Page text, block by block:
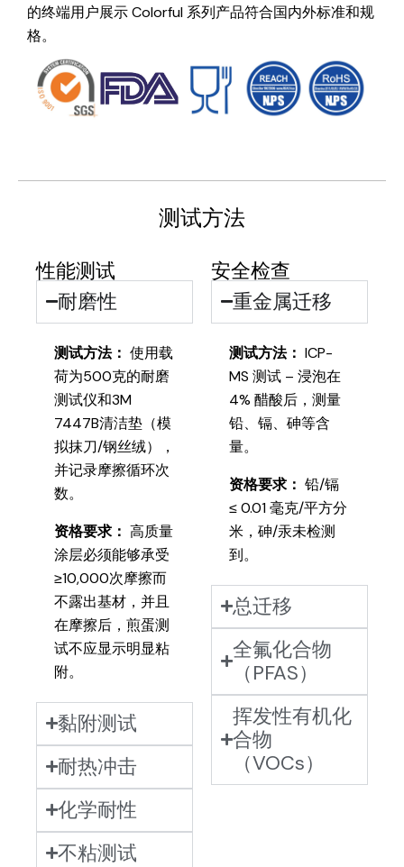
的终端用户展示 Colorful 系列产品符合国内外标准和规
格。
测试方法
性能测试
耐磨性
测试方法： 使用载
荷为500克的耐磨
测试仪和3M
7447B清洁垫（模
拟抹刀/钢丝绒），
并记录摩擦循环次
数。
资格要求： 高质量
涂层必须能够承受
≥10,000次摩擦而
不露出基材，并且
在摩擦后，煎蛋测
试不应显示明显粘
附。
黏附测试
耐热冲击
化学耐性
不粘测试
安全检查
重金属迁移
测试方法： ICP-
MS 测试 – 浸泡在
4% 醋酸后，测量
铅、镉、砷等含
量。
资格要求： 铅/镉
≤ 0.01 毫克/平方分
米，砷/汞未检测
到。
总迁移
全氟化合物
（PFAS）
挥发性有机化
合物
（VOCs）